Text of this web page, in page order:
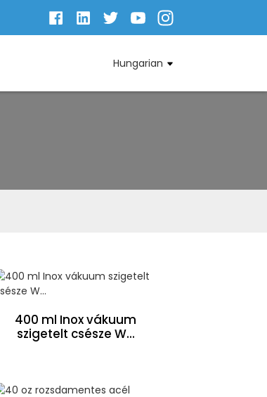
Hungarian
400 ml Inox vákuum
szigetelt csésze W...